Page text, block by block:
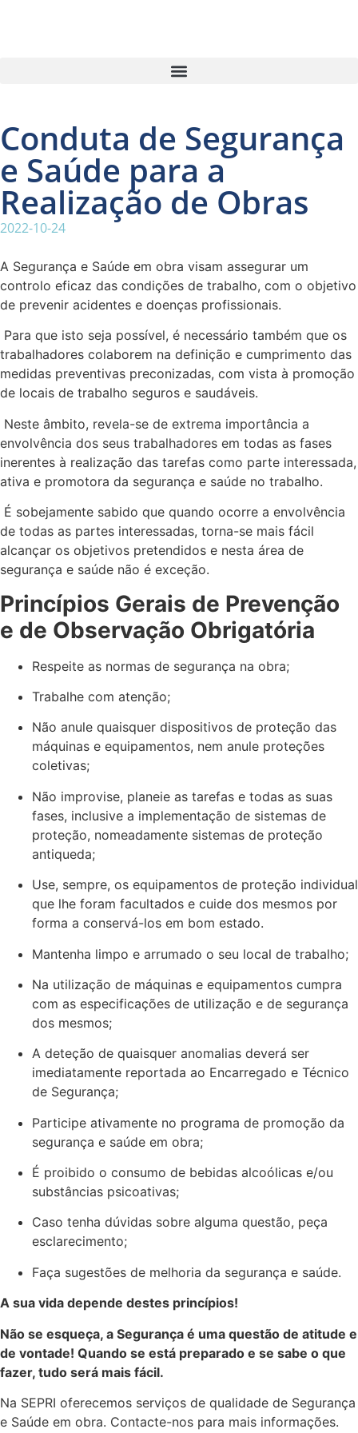
Conduta de Segurança
e Saúde para a
Realização de Obras
2022-10-24
­A Segurança e Saúde em obra visam assegurar um
controlo eficaz das condições de trabalho, com o objetivo
de prevenir acidentes e doenças profissionais.
Para que isto seja possível, é necessário também que os
trabalhadores colaborem na definição e cumprimento das
medidas preventivas preconizadas, com vista à promoção
de locais de trabalho seguros e saudáveis.
Neste âmbito, revela-se de extrema importância a
envolvência dos seus trabalhadores em todas as fases
inerentes à realização das tarefas como parte interessada,
ativa e promotora da segurança e saúde no trabalho.
É sobejamente sabido que quando ocorre a envolvência
de todas as partes interessadas, torna-se mais fácil
alcançar os objetivos pretendidos e nesta área de
segurança e saúde não é exceção.
Princípios Gerais de Prevenção
e de Observação Obrigatória
Respeite as normas de segurança na obra;
Trabalhe com atenção;
Não anule quaisquer dispositivos de proteção das
máquinas e equipamentos, nem anule proteções
coletivas;
Não improvise, planeie as tarefas e todas as suas
fases, inclusive a implementação de sistemas de
proteção, nomeadamente sistemas de proteção
antiqueda;
Use, sempre, os equipamentos de proteção individual
que lhe foram facultados e cuide dos mesmos por
forma a conservá-los em bom estado.
Mantenha limpo e arrumado o seu local de trabalho;
Na utilização de máquinas e equipamentos cumpra
com as especificações de utilização e de segurança
dos mesmos;
A deteção de quaisquer anomalias deverá ser
imediatamente reportada ao Encarregado e Técnico
de Segurança;
Participe ativamente no programa de promoção da
segurança e saúde em obra;
É proibido o consumo de bebidas alcoólicas e/ou
substâncias psicoativas;
Caso tenha dúvidas sobre alguma questão, peça
esclarecimento;
Faça sugestões de melhoria da segurança e saúde.
A sua vida depende destes princípios!
Não se esqueça, a Segurança é uma questão de atitude e
de vontade! Quando se está preparado e se sabe o que
fazer, tudo será mais fácil.
Na SEPRI oferecemos serviços de qualidade de Segurança
e Saúde em obra. Contacte-nos para mais informações.